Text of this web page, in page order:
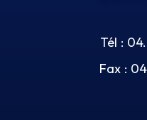
Tél :
Fax :